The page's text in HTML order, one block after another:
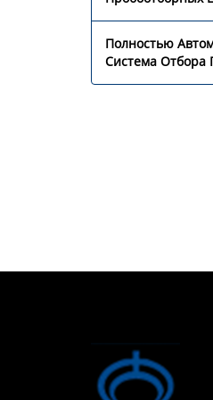
Полностью
Система Отбора